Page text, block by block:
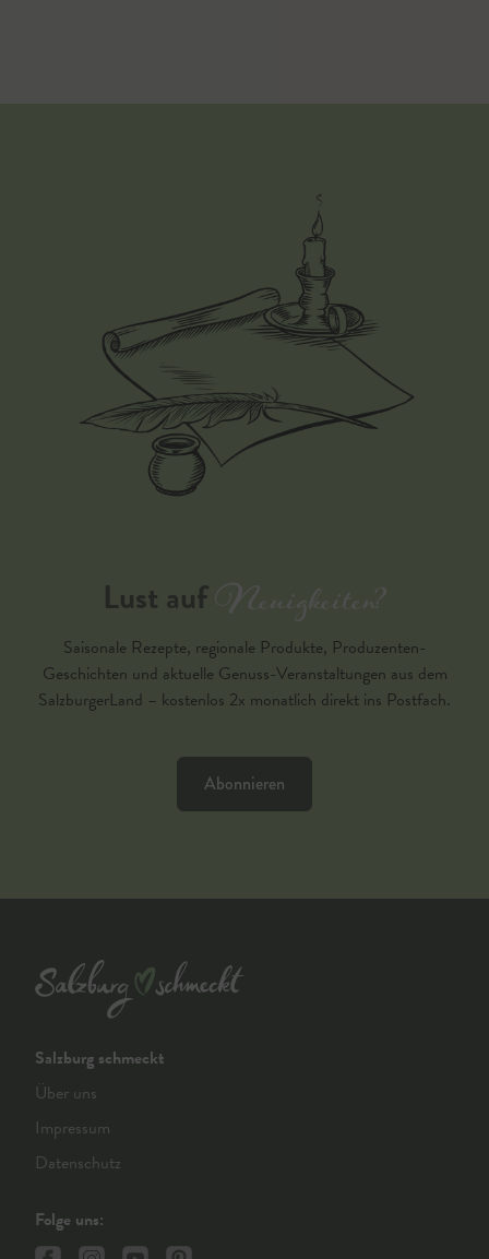
Lust aufNeuigkeiten?
Saisonale Rezepte, regionale Produkte, Produzenten-
Geschichten und aktuelle Genuss-Veranstaltungen aus dem
SalzburgerLand – kostenlos 2x monatlich direkt ins Postfach.
Abonnieren
Salzburg schmeckt
Über uns
Impressum
Datenschutz
Folge uns: